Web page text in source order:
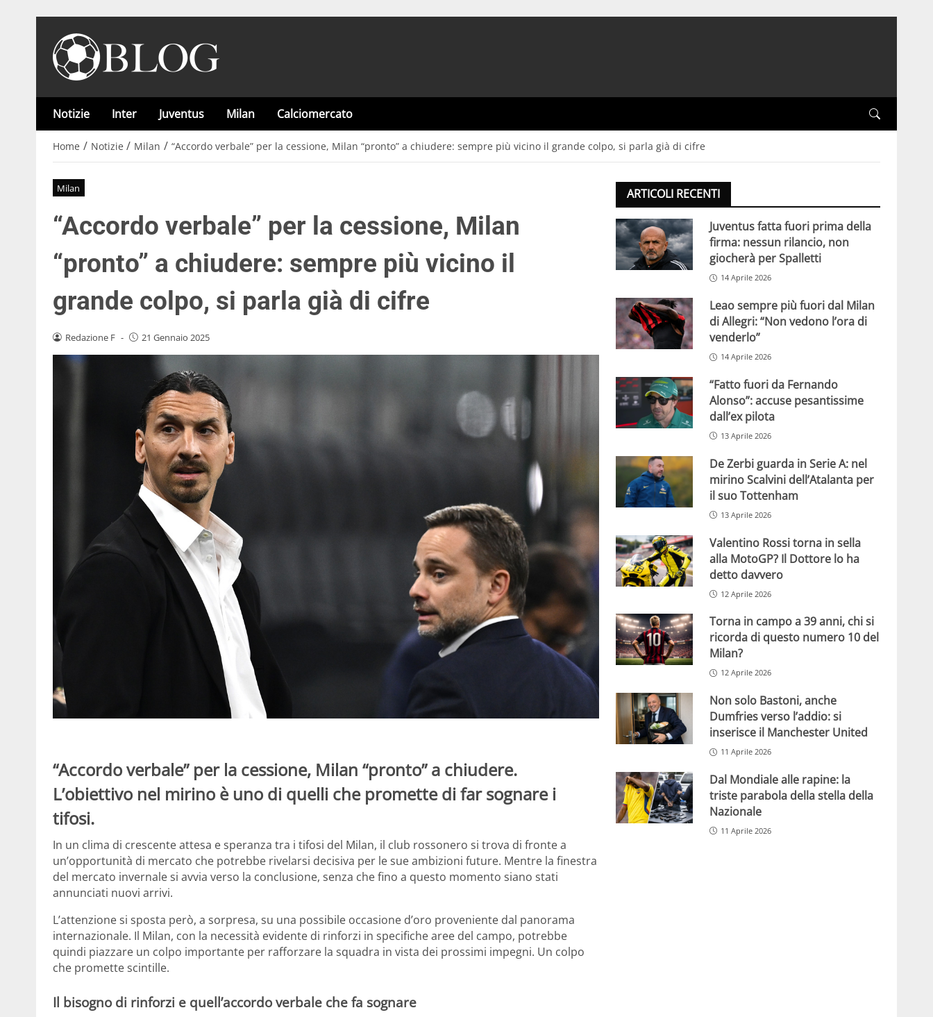
Notizie Inter Juventus Milan Calciomercato
Home / Notizie / Milan / “Accordo verbale” per la cessione, Milan “pronto” a chiudere: sempre più vicino il grande colpo, si parla già di cifre
Milan
“Accordo verbale” per la cessione, Milan
“pronto” a chiudere: sempre più vicino il
grande colpo, si parla già di cifre
Redazione F - 21 Gennaio 2025
“Accordo verbale” per la cessione, Milan “pronto” a chiudere.
L’obiettivo nel mirino è uno di quelli che promette di far sognare i
tifosi.
In un clima di crescente attesa e speranza tra i tifosi del Milan, il club rossonero si trova di fronte a
un’opportunità di mercato che potrebbe rivelarsi decisiva per le sue ambizioni future. Mentre la finestra
del mercato invernale si avvia verso la conclusione, senza che fino a questo momento siano stati
annunciati nuovi arrivi.
L’attenzione si sposta però, a sorpresa, su una possibile occasione d’oro proveniente dal panorama
internazionale. Il Milan, con la necessità evidente di rinforzi in specifiche aree del campo, potrebbe
quindi piazzare un colpo importante per rafforzare la squadra in vista dei prossimi impegni. Un colpo
che promette scintille.
Il bisogno di rinforzi e quell’accordo verbale che fa sognare
ARTICOLI RECENTI
Juventus fatta fuori prima della
firma: nessun rilancio, non
giocherà per Spalletti
14 Aprile 2026
Leao sempre più fuori dal Milan
di Allegri: “Non vedono l’ora di
venderlo”
14 Aprile 2026
“Fatto fuori da Fernando
Alonso”: accuse pesantissime
dall’ex pilota
13 Aprile 2026
De Zerbi guarda in Serie A: nel
mirino Scalvini dell’Atalanta per
il suo Tottenham
13 Aprile 2026
Valentino Rossi torna in sella
alla MotoGP? Il Dottore lo ha
detto davvero
12 Aprile 2026
Torna in campo a 39 anni, chi si
ricorda di questo numero 10 del
Milan?
12 Aprile 2026
Non solo Bastoni, anche
Dumfries verso l’addio: si
inserisce il Manchester United
11 Aprile 2026
Dal Mondiale alle rapine: la
triste parabola della stella della
Nazionale
11 Aprile 2026